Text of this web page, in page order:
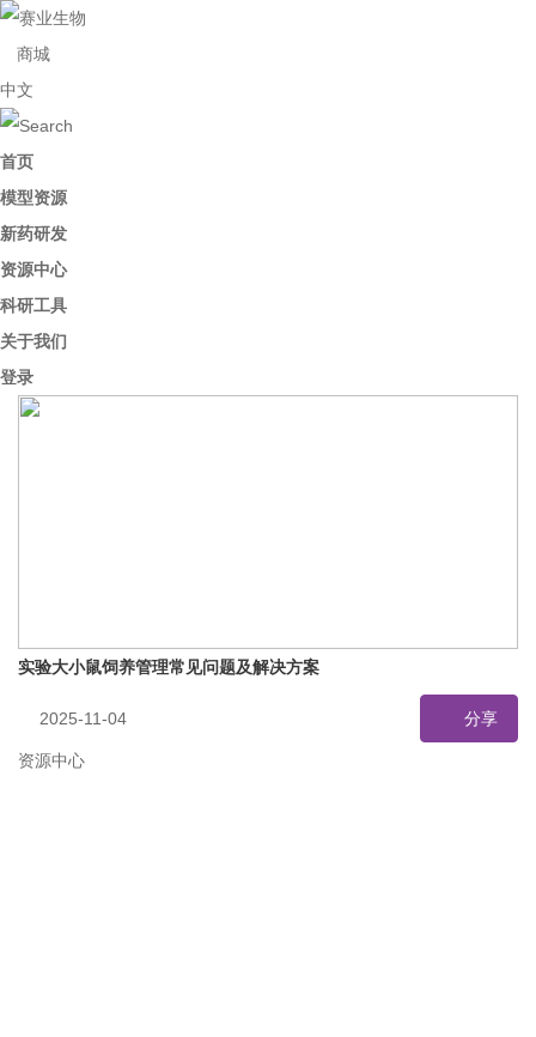
商城
中文
首页
模型资源
新药研发
资源中心
科研工具
关于我们
登录
实验大小鼠饲养管理常见问题及解决方案
2025-11-04 分享
资源中心